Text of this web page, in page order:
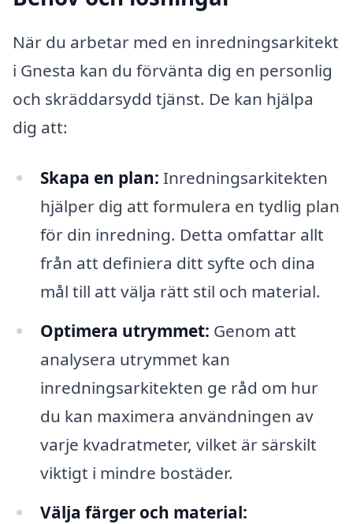
När du arbetar med en inredningsarkitekt
i Gnesta kan du förvänta dig en personlig
och skräddarsydd tjänst. De kan hjälpa
dig att:
Skapa en plan: Inredningsarkitekten
hjälper dig att formulera en tydlig plan
för din inredning. Detta omfattar allt
från att definiera ditt syfte och dina
mål till att välja rätt stil och material.
Optimera utrymmet: Genom att
analysera utrymmet kan
inredningsarkitekten ge råd om hur
du kan maximera användningen av
varje kvadratmeter, vilket är särskilt
viktigt i mindre bostäder.
Välja färger och material: